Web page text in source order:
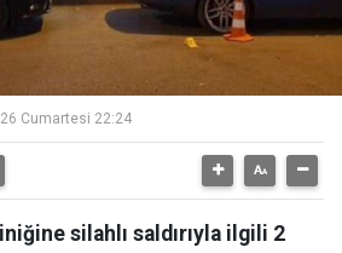
Cumartesi 22:24
silahlı saldırıyla ilgili 2